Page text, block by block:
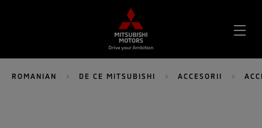
ROMANIAN DE CE MITSUBISHI ACCESORII